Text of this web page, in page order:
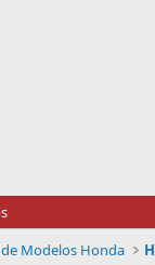
Modelos Honda